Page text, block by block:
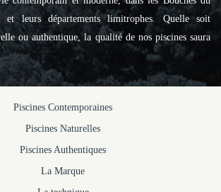
et leurs départements limitrophes. Quelle soit
ou authentique, la qualité de nos piscines saura
Piscines Contemporaines
Piscines Naturelles
Piscines Authentiques
La Marque